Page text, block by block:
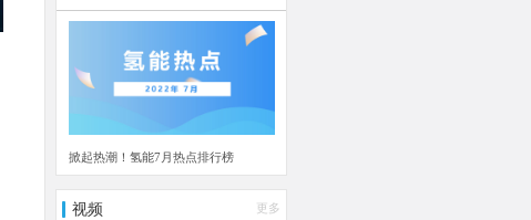
掀起热潮！氢能7月热点排行榜
视频 更多